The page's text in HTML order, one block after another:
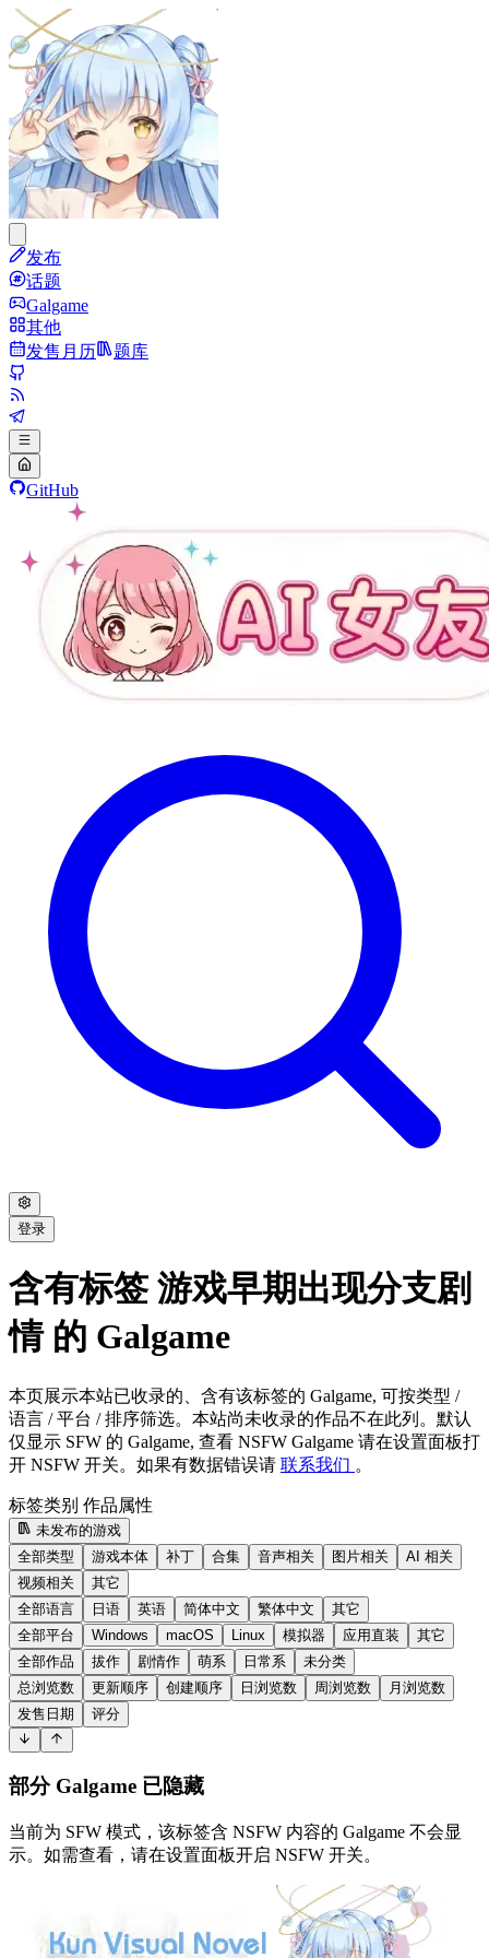
发布
话题
Galgame
其他
发售月历
题库
GitHub
登录
含有标签 游戏早期出现分支剧
情 的 Galgame
本页展示本站已收录的、含有该标签的 Galgame, 可按类型 /
语言 / 平台 / 排序筛选。本站尚未收录的作品不在此列。默认
仅显示 SFW 的 Galgame, 查看 NSFW Galgame 请在设置面板打
开 NSFW 开关。如果有数据错误请 联系我们 。
标签类别 作品属性
未发布的游戏
全部类型
游戏本体 补丁 合集 音声相关 图片相关
AI 相关
视频相关
其它
全部语言
日语 英语 简体中文 繁体中文
其它
全部平台
Windows macOS Linux 模拟器 应用直装
其它
全部作品
拔作 剧情作 萌系 日常系
未分类
总浏览数
更新顺序 创建顺序 日浏览数 周浏览数
月浏览数
发售日期
评分
部分 Galgame 已隐藏
当前为 SFW 模式，该标签含 NSFW 内容的 Galgame 不会显
示。如需查看，请在设置面板开启 NSFW 开关。